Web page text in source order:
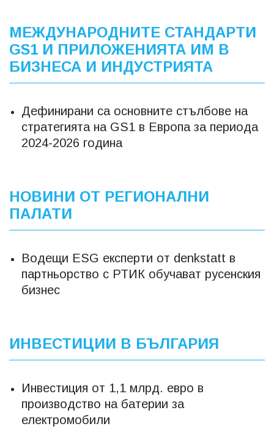
МЕЖДУНАРОДНИТЕ СТАНДАРТИ
GS1 И ПРИЛОЖЕНИЯТА ИМ В
БИЗНЕСА И ИНДУСТРИЯТА
Дефинирани са основните стълбове на
стратегията на GS1 в Европа за периода
2024-2026 година
НОВИНИ ОТ РЕГИОНАЛНИ
ПАЛАТИ
Водещи ESG експерти от denkstatt в
партньорство с РТИК обучават русенския
бизнес
ИНВЕСТИЦИИ В БЪЛГАРИЯ
Инвестиция от 1,1 млрд. евро в
производство на батерии за
електромобили